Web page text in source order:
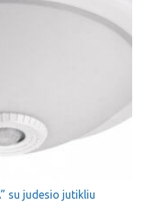
su judesio jutikliu